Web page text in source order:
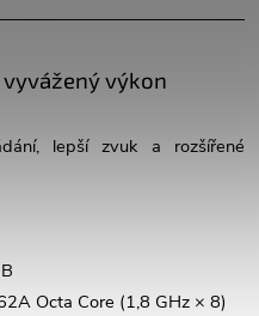
vyvážený výkon
lepší zvuk a rozšířené
Octa Core (1,8 GHz × 8)